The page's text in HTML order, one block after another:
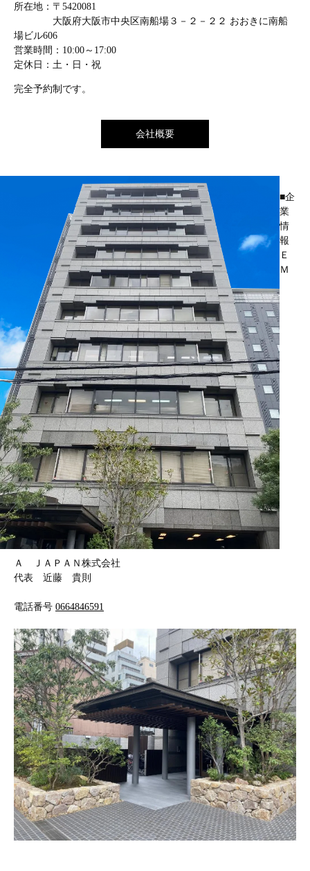
所在地：〒5420081
大阪府大阪市中央区南船場３－２－２２ おおきに南船
場ビル606
営業時間：10:00～17:00
定休日：土・日・祝
完全予約制です。
会社概要
■企
業
情
報
Ｅ
Ｍ
Ａ ＪＡＰＡＮ株式会社
代表 近藤 貴則
電話番号 0664846591